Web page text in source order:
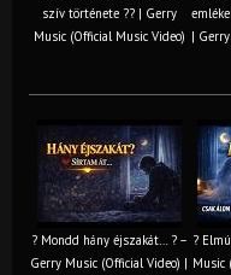
szív története ?? | Gerry
Music (Official Music Video) |
? Mondd hány éjszakát… ? –
Gerry Music (Official Video) |
?
Music